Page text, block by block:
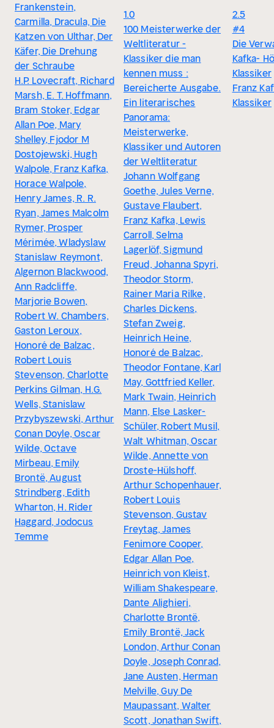
Frankenstein,
Carmilla, Dracula, Die
Katzen von Ulthar, Der
Käfer, Die Drehung
der Schraube
H.P. Lovecraft, Richard
Marsh, E. T. Hoffmann,
Bram Stoker, Edgar
Allan Poe, Mary
Shelley, Fjodor M
Dostojewski, Hugh
Walpole, Franz Kafka,
Horace Walpole,
Henry James, R. R.
Ryan, James Malcolm
Rymer, Prosper
Mérimée, Wladyslaw
Stanislaw Reymont,
Algernon Blackwood,
Ann Radcliffe,
Marjorie Bowen,
Robert W. Chambers,
Gaston Leroux,
Honoré de Balzac,
Robert Louis
Stevenson, Charlotte
Perkins Gilman, H.G.
Wells, Stanislaw
Przybyszewski, Arthur
Conan Doyle, Oscar
Wilde, Octave
Mirbeau, Emily
Brontë, August
Strindberg, Edith
Wharton, H. Rider
Haggard, Jodocus
Temme
1.0
100 Meisterwerke der
Weltliteratur -
Klassiker die man
kennen muss :
Bereicherte Ausgabe.
Ein literarisches
Panorama:
Meisterwerke,
Klassiker und Autoren
der Weltliteratur
Johann Wolfgang
Goethe, Jules Verne,
Gustave Flaubert,
Franz Kafka, Lewis
Carroll, Selma
Lagerlöf, Sigmund
Freud, Johanna Spyri,
Theodor Storm,
Rainer Maria Rilke,
Charles Dickens,
Stefan Zweig,
Heinrich Heine,
Honoré de Balzac,
Theodor Fontane, Karl
May, Gottfried Keller,
Mark Twain, Heinrich
Mann, Else Lasker-
Schüler, Robert Musil,
Walt Whitman, Oscar
Wilde, Annette von
Droste-Hülshoff,
Arthur Schopenhauer,
Robert Louis
Stevenson, Gustav
Freytag, James
Fenimore Cooper,
Edgar Allan Poe,
Heinrich von Kleist,
William Shakespeare,
Dante Alighieri,
Charlotte Brontë,
Emily Brontë, Jack
London, Arthur Conan
Doyle, Joseph Conrad,
Jane Austen, Herman
Melville, Guy De
Maupassant, Walter
Scott, Jonathan Swift,
2.5
#4
Die
Kafka-
Klassiker
Franz
Klassiker